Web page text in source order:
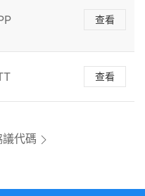
查看
查看
代碼